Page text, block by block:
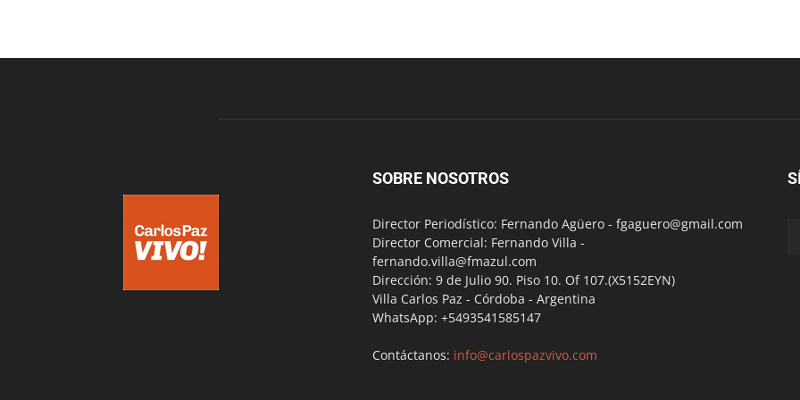
SOBRE NOSOTROS
Director Periodístico: Fernando Agüero - fgaguero@gmail.com
Director Comercial: Fernando Villa -
fernando.villa@fmazul.com
Dirección: 9 de Julio 90. Piso 10. Of 107.(X5152EYN)
Villa Carlos Paz - Córdoba - Argentina
WhatsApp: +5493541585147
Contáctanos: info@carlospazvivo.com